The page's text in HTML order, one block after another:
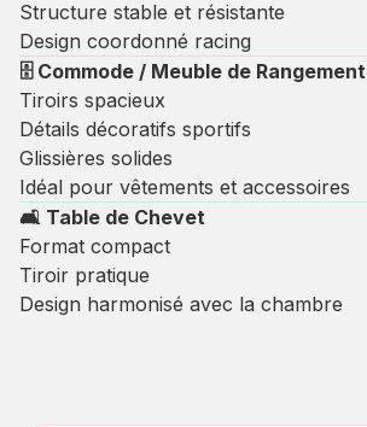
Structure stable et résistante
Design coordonné racing
🗄 Commode / Meuble de Rangement
Tiroirs spacieux
Détails décoratifs sportifs
Glissières solides
Idéal pour vêtements et accessoires
🛋 Table de Chevet
Format compact
Tiroir pratique
Design harmonisé avec la chambre